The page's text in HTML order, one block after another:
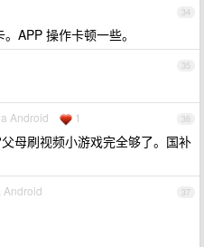
34
APP 操作卡顿一些。
35
36
Android 1
母刷视频小游戏完全够了。国补
37
Android